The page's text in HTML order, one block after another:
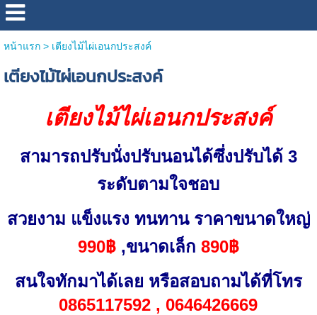
หน้าแรก> เตียงไม้ไผ่เอนกประสงค์
เตียงไม้ไผ่เอนกประสงค์
เตียงไม้ไผ่เอนกประสงค์
สามารถปรับนั่งปรับนอนได้ซึ่งปรับได้ 3
ระดับตามใจชอบ
สวยงาม แข็งแรง ทนทาน ราคาขนาดใหญ่
990฿,ขนาดเล็ก 890฿
สนใจทักมาได้เลย หรือสอบถามได้ที่โทร
0865117592 , 0646426669